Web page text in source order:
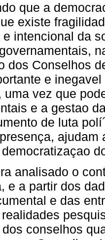
que a
existe
e intencional da
dos Conselhos
e
uma vez que
e a gestao
de luta
analisado o
e a partir dos
e das
realidades
conselhos